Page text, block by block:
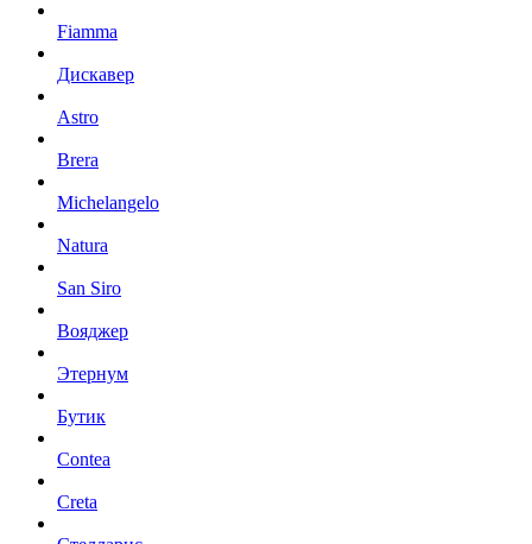
Fiamma
Дискавер
Astro
Brera
Michelangelo
Natura
San Siro
Вояджер
Этернум
Бутик
Contea
Creta